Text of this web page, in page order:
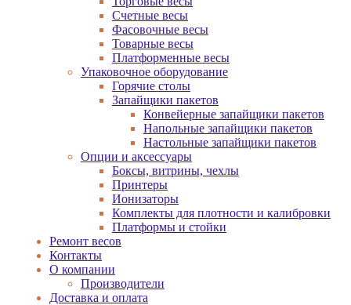
Счетные весы
Фасовочные весы
Товарные весы
Платформенные весы
Упаковочное оборудование
Горячие столы
Запайщики пакетов
Конвейерные запайщики пакетов
Напольные запайщики пакетов
Настольные запайщики пакетов
Опции и аксессуары
Боксы, витрины, чехлы
Принтеры
Ионизаторы
Комплекты для плотности и калибровки
Платформы и стойки
Ремонт весов
Контакты
О компании
Производители
Доставка и оплата